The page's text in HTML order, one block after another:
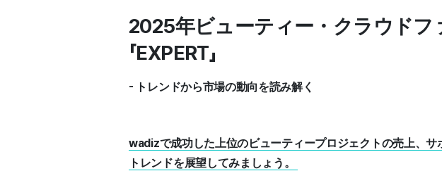
2025年ビューティー・クラウド
「EXPERT」
- トレンドから市場の動向を読み解く
wadizで成功した上位のビューティープロジェクトの売上、
トレンドを展望してみましょう。